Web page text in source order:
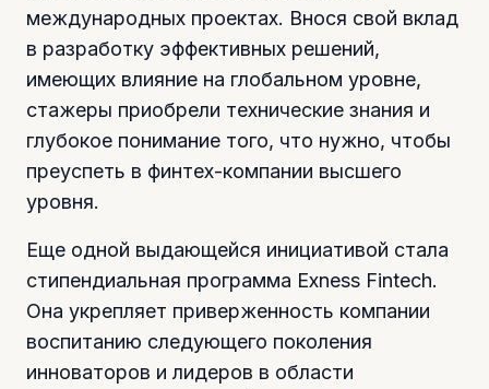
международных проектах. Внося свой вклад
в разработку эффективных решений,
имеющих влияние на глобальном уровне,
стажеры приобрели технические знания и
глубокое понимание того, что нужно, чтобы
преуспеть в финтех-компании высшего
уровня.
Еще одной выдающейся инициативой стала
стипендиальная программа Exness Fintech.
Она укрепляет приверженность компании
воспитанию следующего поколения
инноваторов и лидеров в области